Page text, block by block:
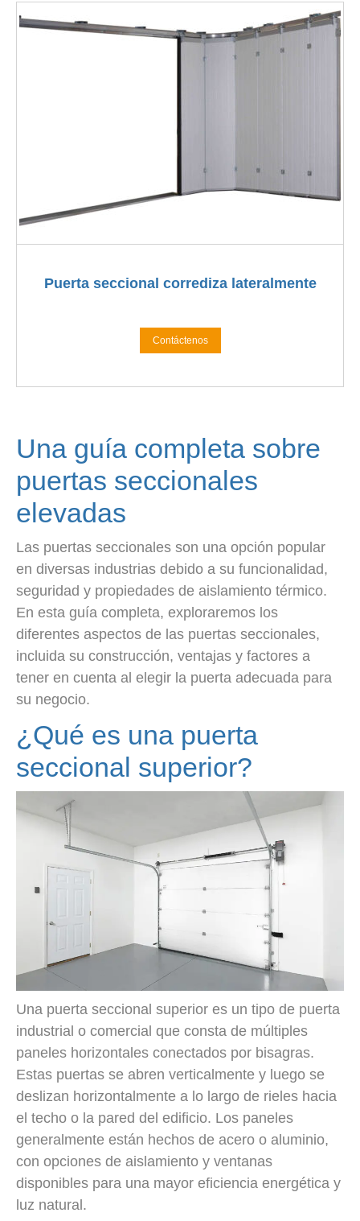
Puerta seccional corrediza lateralmente
Contáctenos
Una guía completa sobre
puertas seccionales
elevadas
Las puertas seccionales son una opción popular
en diversas industrias debido a su funcionalidad,
seguridad y propiedades de aislamiento térmico.
En esta guía completa, exploraremos los
diferentes aspectos de las puertas seccionales,
incluida su construcción, ventajas y factores a
tener en cuenta al elegir la puerta adecuada para
su negocio.
¿Qué es una puerta
seccional superior?
Una puerta seccional superior es un tipo de puerta
industrial o comercial que consta de múltiples
paneles horizontales conectados por bisagras.
Estas puertas se abren verticalmente y luego se
deslizan horizontalmente a lo largo de rieles hacia
el techo o la pared del edificio. Los paneles
generalmente están hechos de acero o aluminio,
con opciones de aislamiento y ventanas
disponibles para una mayor eficiencia energética y
luz natural.